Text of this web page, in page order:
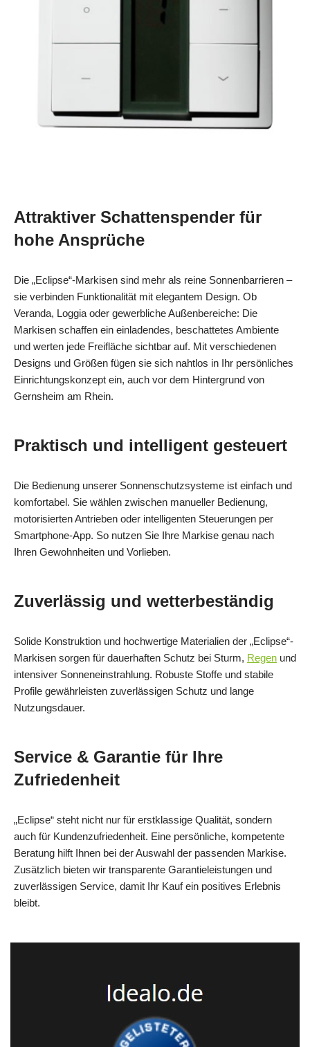
Attraktiver Schattenspender für
hohe Ansprüche
Die „Eclipse“-Markisen sind mehr als reine Sonnenbarrieren –
sie verbinden Funktionalität mit elegantem Design. Ob
Veranda, Loggia oder gewerbliche Außenbereiche: Die
Markisen schaffen ein einladendes, beschattetes Ambiente
und werten jede Freifläche sichtbar auf. Mit verschiedenen
Designs und Größen fügen sie sich nahtlos in Ihr persönliches
Einrichtungskonzept ein, auch vor dem Hintergrund von
Gernsheim am Rhein.
Praktisch und intelligent gesteuert
Die Bedienung unserer Sonnenschutzsysteme ist einfach und
komfortabel. Sie wählen zwischen manueller Bedienung,
motorisierten Antrieben oder intelligenten Steuerungen per
Smartphone‑App. So nutzen Sie Ihre Markise genau nach
Ihren Gewohnheiten und Vorlieben.
Zuverlässig und wetterbeständig
Solide Konstruktion und hochwertige Materialien der „Eclipse“-
Markisen sorgen für dauerhaften Schutz bei Sturm, Regen und
intensiver Sonneneinstrahlung. Robuste Stoffe und stabile
Profile gewährleisten zuverlässigen Schutz und lange
Nutzungsdauer.
Service & Garantie für Ihre
Zufriedenheit
„Eclipse“ steht nicht nur für erstklassige Qualität, sondern
auch für Kundenzufriedenheit. Eine persönliche, kompetente
Beratung hilft Ihnen bei der Auswahl der passenden Markise.
Zusätzlich bieten wir transparente Garantieleistungen und
zuverlässigen Service, damit Ihr Kauf ein positives Erlebnis
bleibt.